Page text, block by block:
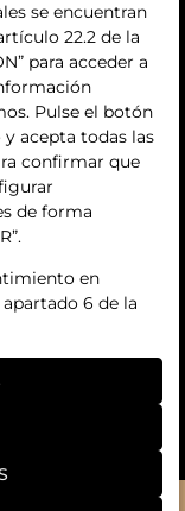
se encuentran
22.2 de la
para acceder a
Pulse el botón
y acepta todas las
confirmar que
de forma
en
6 de la